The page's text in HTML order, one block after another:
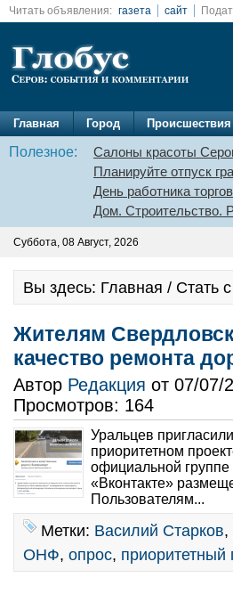
Читать объявления: газета сайт
Главная Город Происшествия
Полезное: Салоны красоты
Планируйте отпуск
День работника
Дом. Строительство.
Суббота, 08 Август, 2026
Вы здесь: Главная / Стать
Жителям
качество ремонта
Автор Редакция от 07/07/
Просмотров: 164
Уральцев
приоритетном
официальной
«Вконтакте»
Пользователям...
Метки: Василий Старков,
ОНФ, опрос, приоритетный